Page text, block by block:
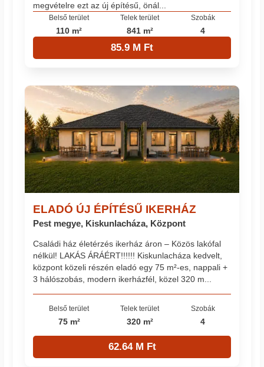
megvételre ezt az új építésű, önál...
Belső terület
110 m²
Telek terület
841 m²
Szobák
4
85.9 M Ft
ELADÓ ÚJ ÉPÍTÉSŰ IKERHÁZ
Pest megye, Kiskunlacháza, Központ
Családi ház életérzés ikerház áron – Közös lakófal
nélkül! LAKÁS ÁRÁÉRT!!!!!! Kiskunlacháza kedvelt,
központ közeli részén eladó egy 75 m²-es, nappali +
3 hálószobás, modern ikerházfél, közel 320 m...
Belső terület
75 m²
Telek terület
320 m²
Szobák
4
62.64 M Ft